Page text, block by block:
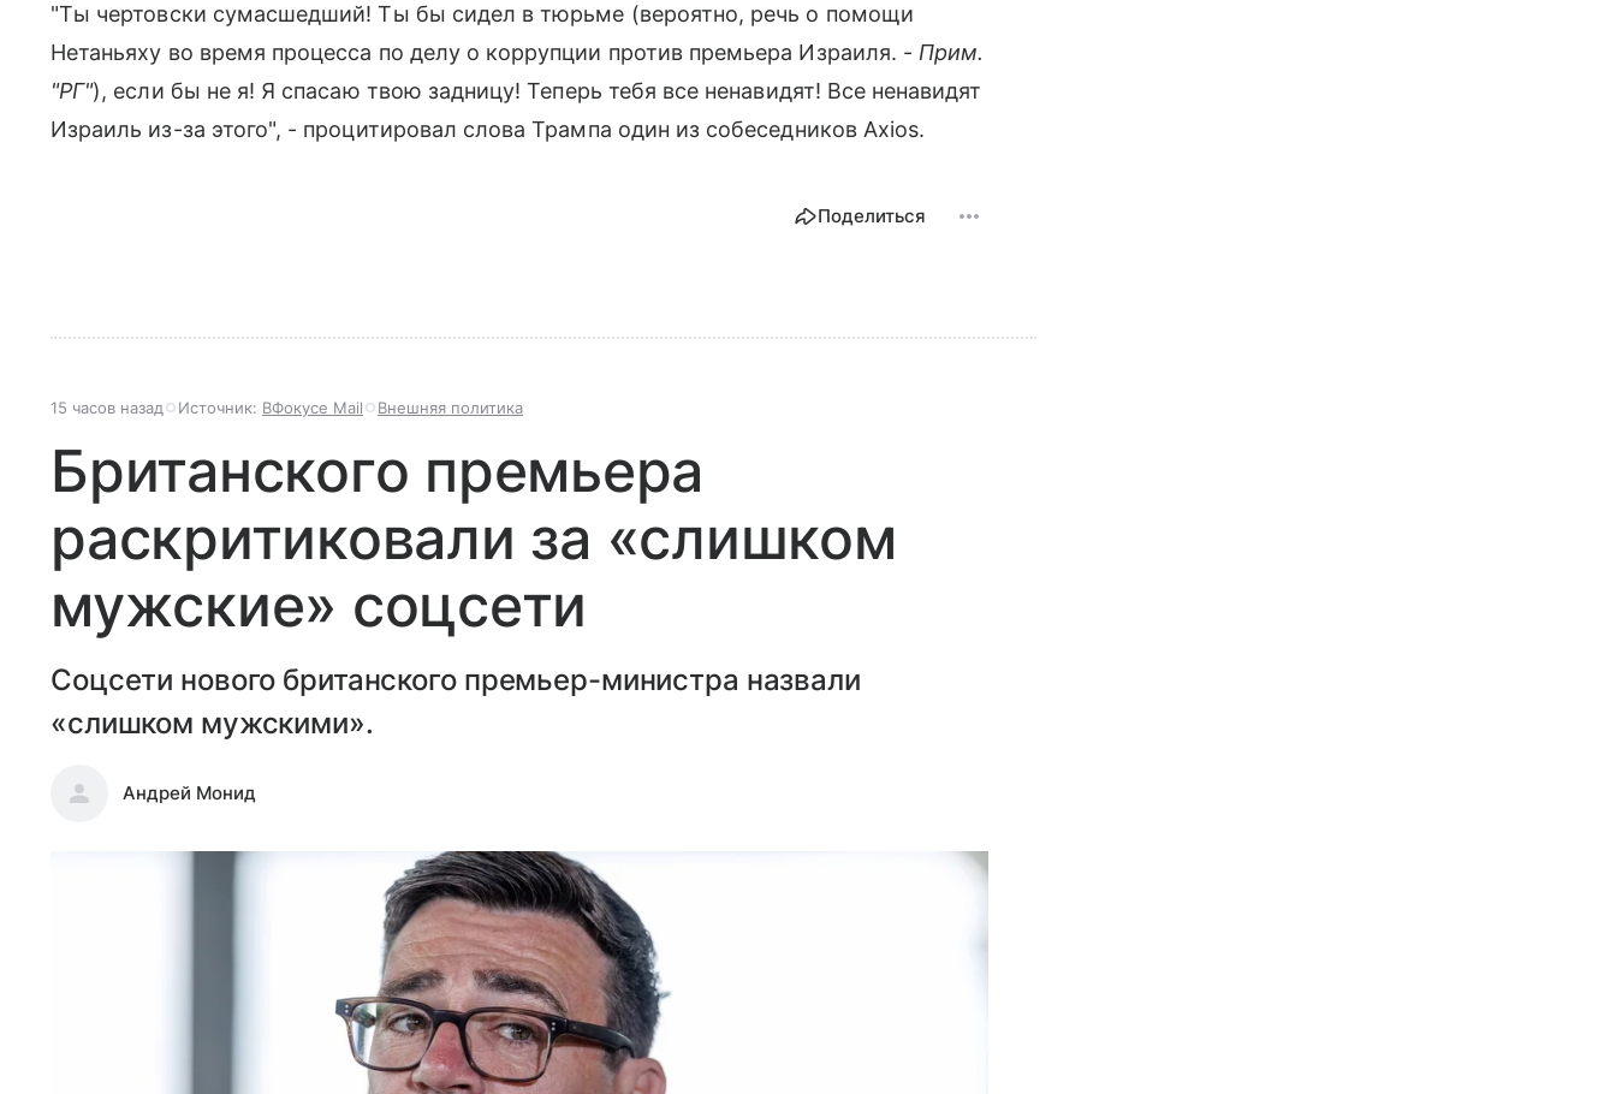
"Ты чертовски сумасшедший! Ты бы сидел в тюрьме (вероятно, речь о помощи
Нетаньяху во время процесса по делу о коррупции против премьера Израиля. - Прим.
"РГ"), если бы не я! Я спасаю твою задницу! Теперь тебя все ненавидят! Все ненавидят
Израиль из-за этого", - процитировал слова Трампа один из собеседников Axios.
Поделиться
15 часов назад Источник: ВФокусе Mail Внешняя политика
Британского премьера
раскритиковали за «слишком
мужские» соцсети
Соцсети нового британского премьер-министра назвали
«слишком мужскими».
Андрей Монид